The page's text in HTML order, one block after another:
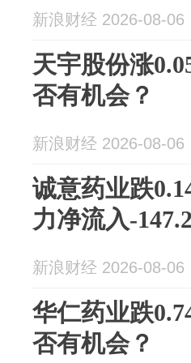
新浪财经 2026-08-06
天宇股份涨
否有机会？
新浪财经 2026-08-06
诚意药业跌
力净流入-
新浪财经 2026-08-06
华仁药业跌
否有机会？